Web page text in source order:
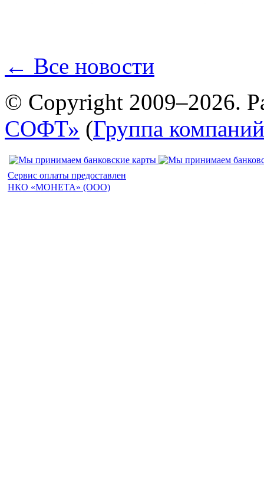
← Все новости
© Copyright 2009–2026.
СОФТ» (Группа
Сервис оплаты предоставлен
НКО «МОНЕТА» (ООО)